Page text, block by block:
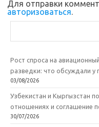
Для отправки
авторизоваться.
Рост спроса на
разведки: что обсуждали у
03/08/2026
Узбекистан и Кыргызстан
отношениях и соглашение
30/07/2026